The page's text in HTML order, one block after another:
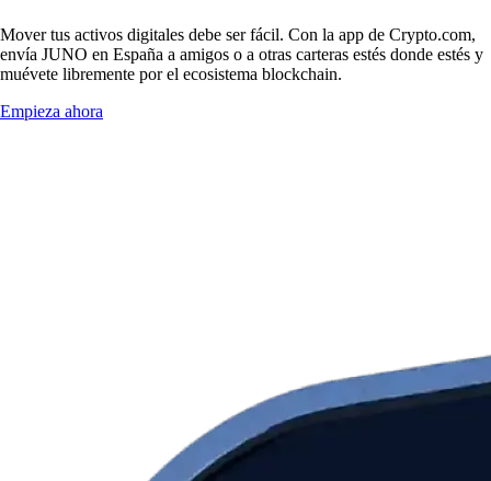
Mover tus activos digitales debe ser fácil. Con la app de Crypto.com,
envía JUNO en España a amigos o a otras carteras estés donde estés y
muévete libremente por el ecosistema blockchain.
Empieza ahora